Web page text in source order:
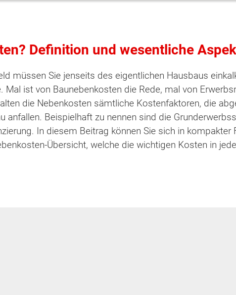
Definition und wesentliche
müssen Sie jenseits des eigentlichen Hausbaus
Mal ist von Baunebenkosten die Rede, mal von
die Nebenkosten sämtliche Kostenfaktoren, die
anfallen. Beispielhaft zu nennen sind die
In diesem Beitrag können Sie sich in kompakter
Übersicht, welche die wichtigen Kosten in